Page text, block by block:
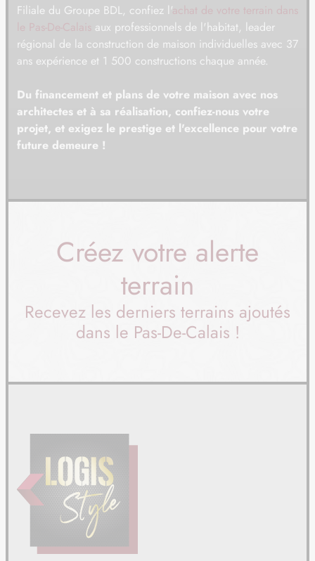
Filiale du Groupe BDL, confiez l'achat de votre terrain dans
le Pas-De-Calais aux professionnels de l'habitat, leader
régional de la construction de maison individuelles avec 37
ans expérience et 1 500 constructions chaque année.
Du financement et plans de votre maison avec nos
architectes et à sa réalisation, confiez-nous votre
projet, et exigez le prestige et l'excellence pour votre
future demeure !
Créez votre alerte
terrain
Recevez les derniers terrains ajoutés
dans le Pas-De-Calais !